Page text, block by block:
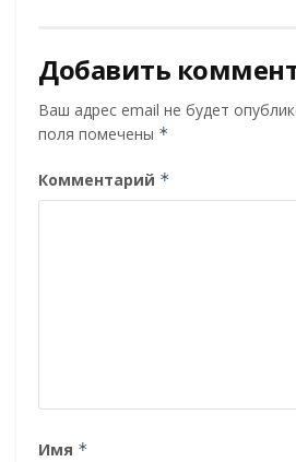
Добавить
Ваш адрес email не будет
поля помечены *
Комментарий *
Имя *